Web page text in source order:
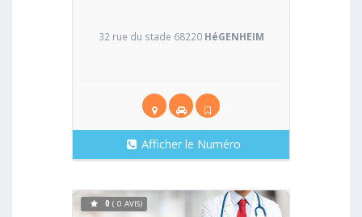
32 rue du stade 68220 HéGENHEIM
Afficher le Numéro
0 ( 0 AVIS)